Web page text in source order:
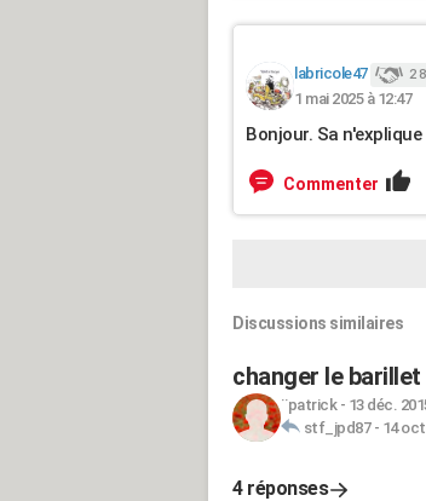
labricole47 2
1 mai 2025 à 12:47
Bonjour. Sa
Commenter
Discussions similaires
changer le
¨patrick- 13 déc.
stf_jpd87- 14
4 réponses